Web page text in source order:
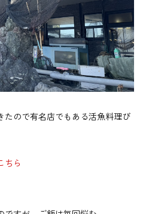
たので有名店でもある活魚料理び
ちら